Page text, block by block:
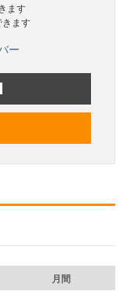
ます
きます
ー
月間